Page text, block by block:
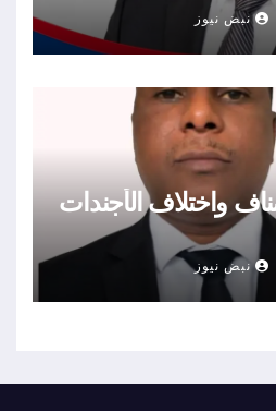
نبض نيوز
واختلاف الأجندات
نبض نيوز